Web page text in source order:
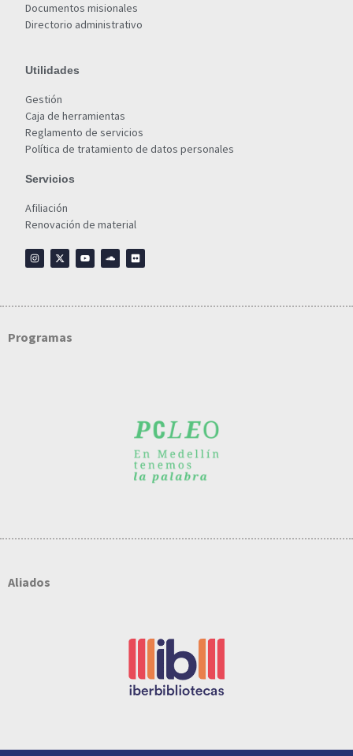
Documentos misionales
Directorio administrativo
Utilidades
Gestión
Caja de herramientas
Reglamento de servicios
Política de tratamiento de datos personales
Servicios
Afiliación
Renovación de material
Programas
Aliados